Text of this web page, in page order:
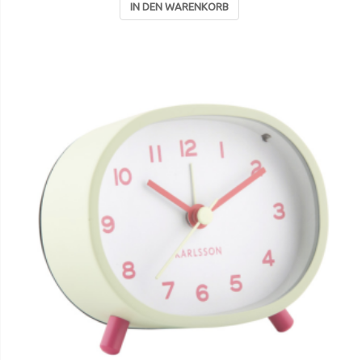
IN DEN WARENKORB